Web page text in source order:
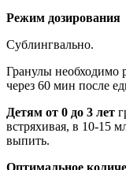
Режим дозирования
Сублингвально.
Гранулы необходимо
через 60 мин после
Детям от 0 до 3 лет
встряхивая, в 10-15
выпить.